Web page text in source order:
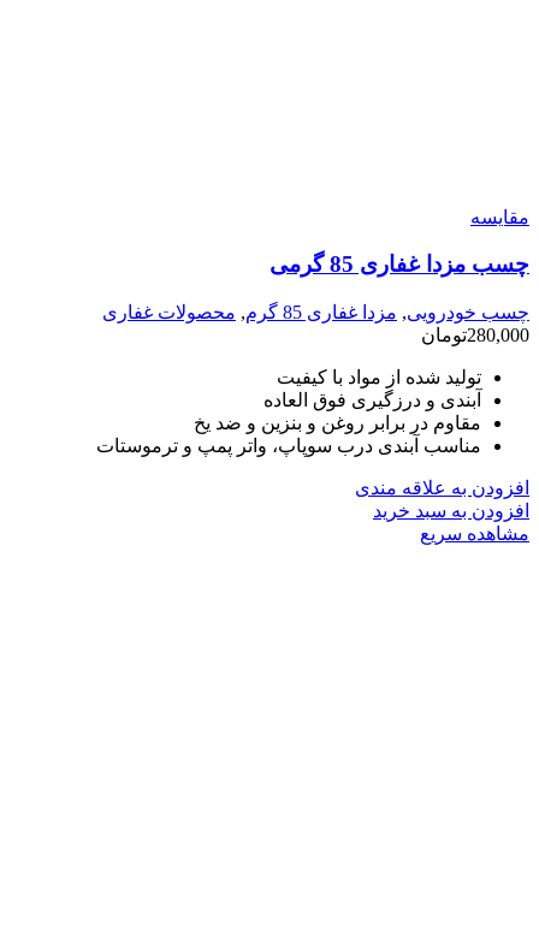
مقایسه
چسب مزدا غفاری 85 گرمی
چسب خودرویی, مزدا غفاری 85 گرم , محصولات غفاری
280,000تومان
تولید شده از مواد با کیفیت
آبندی و درزگیری فوق العاده
مقاوم در برابر روغن و بنزین و ضد یخ
مناسب آبندی درب سوپاپ، واتر پمپ و ترموستات
افزودن به علاقه مندی
افزودن به سبد خرید
مشاهده سریع